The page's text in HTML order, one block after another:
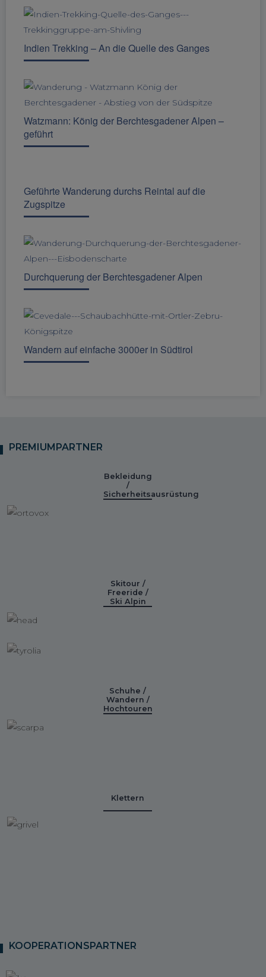
Indien Trekking – An die Quelle des Ganges
Watzmann: König der Berchtesgadener Alpen –
geführt
Geführte Wanderung durchs Reintal auf die
Zugspitze
Durchquerung der Berchtesgadener Alpen
Wandern auf einfache 3000er in Südtirol
PREMIUMPARTNER
Bekleidung
/
Sicherheitsausrüstung
Skitour /
Freeride /
Ski Alpin
Schuhe /
Wandern /
Hochtouren
Klettern
KOOPERATIONSPARTNER